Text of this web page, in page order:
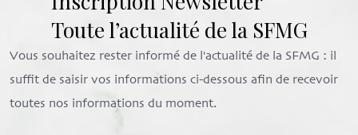
Toute l’actualité de la SFMG
Vous souhaitez rester informé de l'actualité de la SFMG : il
suffit de saisir vos informations ci-dessous afin de recevoir
toutes nos informations du moment.